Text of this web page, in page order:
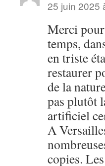
25 juin 2025
Merci
temps,
en triste
restaurer
de la
pas plutôt
artificiel
A
copies.